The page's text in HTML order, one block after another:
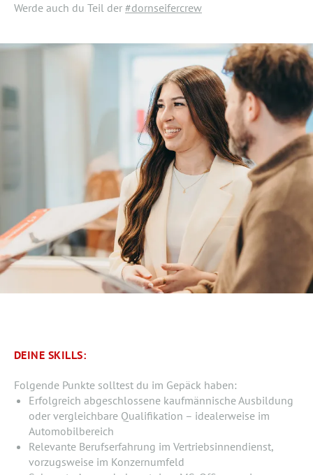
Werde auch du Teil der #dornseifercrew
DEINE SKILLS:
Folgende Punkte solltest du im Gepäck haben:
Erfolgreich abgeschlossene kaufmännische Ausbildung
oder vergleichbare Qualifikation – idealerweise im
Automobilbereich
Relevante Berufserfahrung im Vertriebsinnendienst,
vorzugsweise im Konzernumfeld